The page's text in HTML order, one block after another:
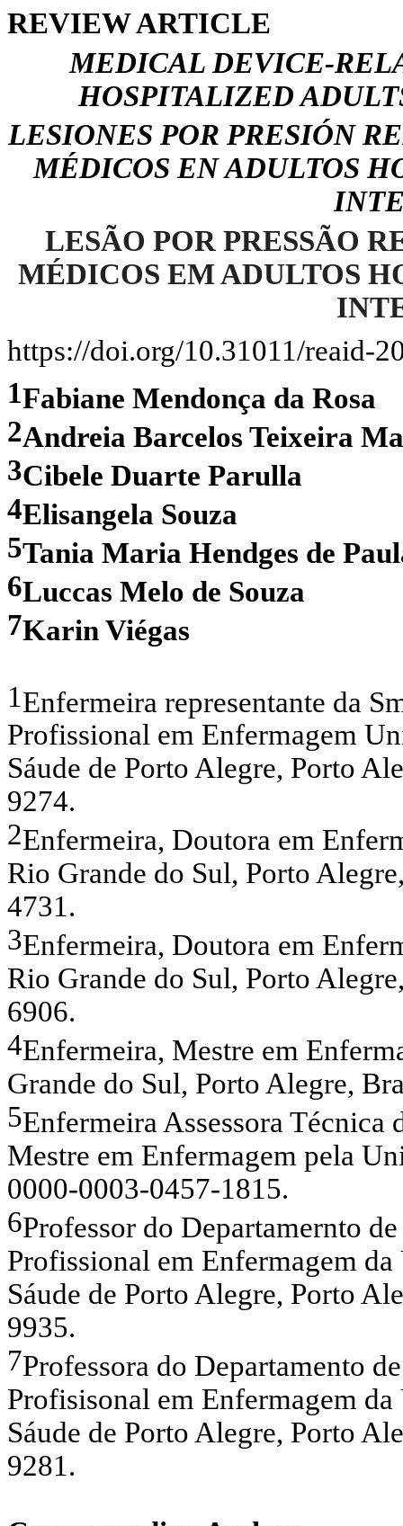
REVIEW ARTICLE
MEDICAL DEVICE-
HOSPITALIZED
LESIONES POR PRESIÓN
MÉDICOS EN ADULTOS
LESÃO POR PRESSÃO
MÉDICOS EM ADULTOS
https://doi.org/10.31011/reaid-
1Fabiane Mendonça da Rosa
2Andreia Barcelos Teixeira
3Cibele Duarte Parulla
4Elisangela Souza
5Tania Maria Hendges de
6Luccas Melo de Souza
7Karin Viégas
1Enfermeira representante da
Profissional em Enfermagem
Sáude de Porto Alegre, Porto
9274.
2Enfermeira, Doutora em
Rio Grande do Sul, Porto
4731.
3Enfermeira, Doutora em
Rio Grande do Sul, Porto
6906.
4Enfermeira, Mestre em
Grande do Sul, Porto Alegre,
5Enfermeira Assessora
Mestre em Enfermagem pela
0000-0003-0457-1815.
6Professor do Departamernto
Profissional em Enfermagem
Sáude de Porto Alegre, Porto
9935.
7Professora do Departamento
Profisisonal em Enfermagem
Sáude de Porto Alegre, Porto
9281.